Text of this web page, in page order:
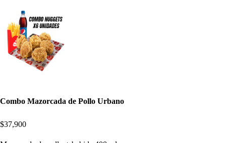
Combo Mazorcada de Pollo Urbano
$37,900